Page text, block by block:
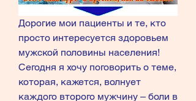
Дорогие мои пациенты и те, кто
просто интересуется здоровьем
мужской половины населения!
Сегодня я хочу поговорить о теме,
которая, кажется, волнует
каждого второго мужчину – боли в